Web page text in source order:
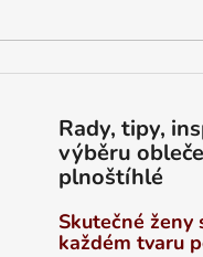
Rady, tipy,
výběru
plnoštíhlé
Skutečné ženy
každém tvaru